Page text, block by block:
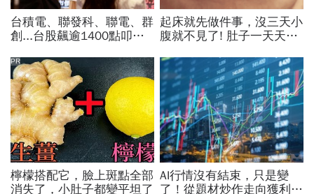
台積電、聯發科、聯電、群
創...台股飆逾1400點叩關
龍先挑2檔「便當股」
起床就先做件事，沒三天小
腹就不見了! 肚子一天天變
檸檬搭配它，臉上斑點全部
消失了，小肚子都變平坦了
PR
AI行情沒有結束，只是變
了！從題材炒作走向獲利驗